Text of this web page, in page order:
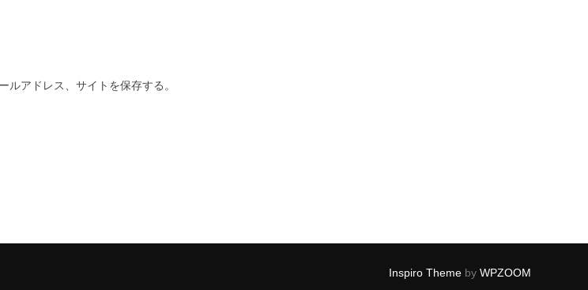
アドレス、サイトを保存する。
Inspiro Theme by WPZOOM